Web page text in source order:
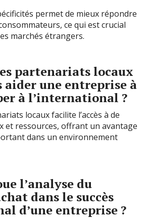
permet de mieux répondre
ce qui est crucial
marchés étrangers.
partenariats locaux
une entreprise à
à l’international ?
locaux facilite l’accès à de
et ressources, offrant un avantage
dans un environnement
l’analyse du
dans le succès
d’une entreprise ?